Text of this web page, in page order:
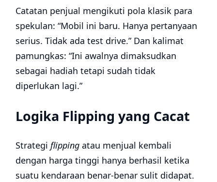
Catatan penjual mengikuti pola klasik para
spekulan: “Mobil ini baru. Hanya pertanyaan
serius. Tidak ada test drive.” Dan kalimat
pamungkas: “Ini awalnya dimaksudkan
sebagai hadiah tetapi sudah tidak
diperlukan lagi.”
Logika Flipping yang Cacat
Strategi flipping atau menjual kembali
dengan harga tinggi hanya berhasil ketika
suatu kendaraan benar-benar sulit didapat.